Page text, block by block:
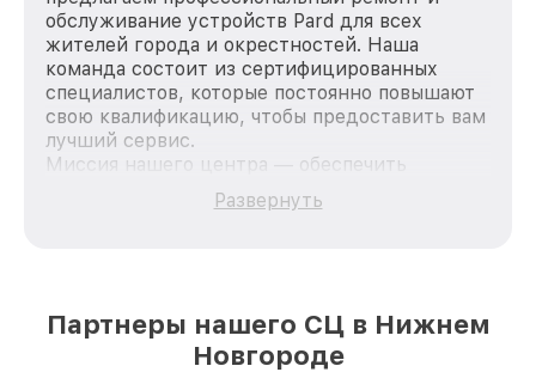
обслуживание устройств Pard для всех
жителей города и окрестностей. Наша
команда состоит из сертифицированных
специалистов, которые постоянно повышают
свою квалификацию, чтобы предоставить вам
лучший сервис.
Миссия нашего центра — обеспечить
качественный и доступный ремонт для
каждого пользователя продукции Pard, вне
лучшим сервисным центром Pard в городе
Нижнем Новгороде, постоянно повышая
Развернуть
Партнеры нашего СЦ в Нижнем
Новгороде